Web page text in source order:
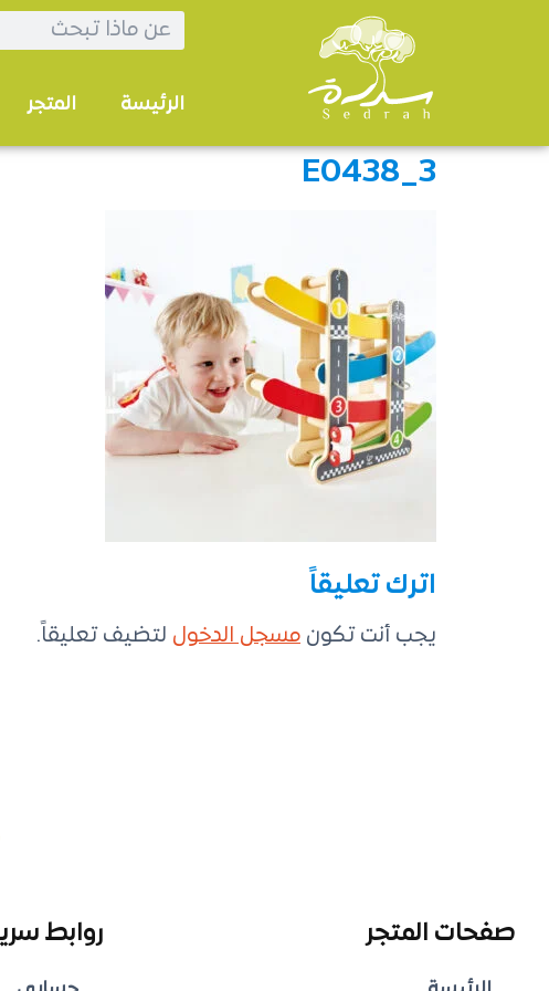
الرئيسة المتجر
E0438_3
اترك تعليقاً
يجب أنت تكون مسجل الدخول لتضيف تعليقاً.
صفحات المتجر روابط